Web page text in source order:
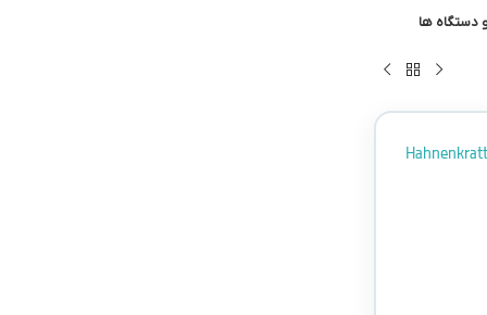
دستگاه ها
Hahnenkratt